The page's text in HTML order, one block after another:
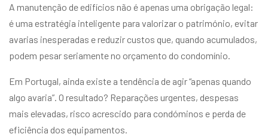
A manutenção de edifícios não é apenas uma obrigação legal:
é uma estratégia inteligente para valorizar o património, evitar
avarias inesperadas e reduzir custos que, quando acumulados,
podem pesar seriamente no orçamento do condomínio.
Em Portugal, ainda existe a tendência de agir “apenas quando
algo avaria”. O resultado? Reparações urgentes, despesas
mais elevadas, risco acrescido para condóminos e perda de
eficiência dos equipamentos.